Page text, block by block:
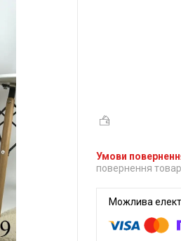
повернення